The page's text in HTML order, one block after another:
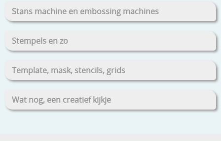
Stans machine en embossing machines
Stempels en zo
Template, mask, stencils, grids
Wat nog, een creatief kijkje